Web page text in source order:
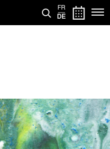
FR
DE